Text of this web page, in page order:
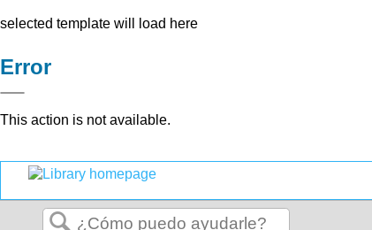
selected template will load here
Error
This action is not available.